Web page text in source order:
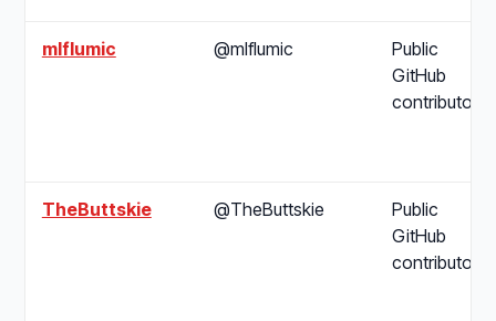
mlflumic @mlflumic
Public
GitHub
contributor
TheButtskie @TheButtskie
Public
GitHub
contributor